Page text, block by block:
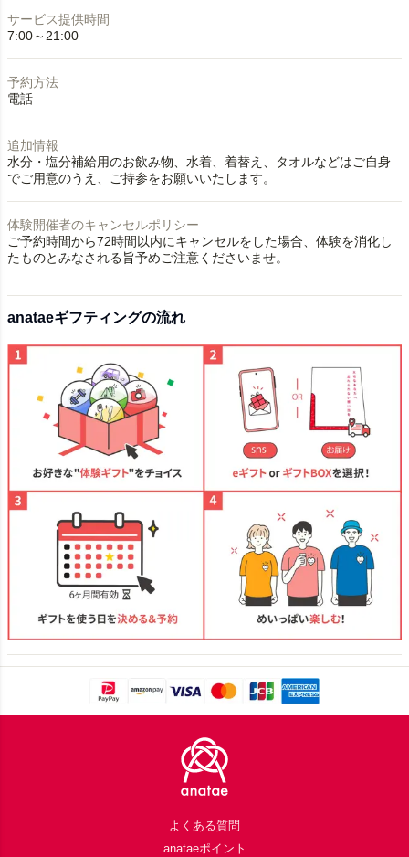
サービス提供時間
7:00～21:00
予約方法
電話
追加情報
水分・塩分補給用のお飲み物、水着、着替え、タオルなどはご自身
でご用意のうえ、ご持参をお願いいたします。
体験開催者のキャンセルポリシー
ご予約時間から72時間以内にキャンセルをした場合、体験を消化し
たものとみなされる旨予めご注意くださいませ。
anataeギフティングの流れ
よくある質問
anataeポイント